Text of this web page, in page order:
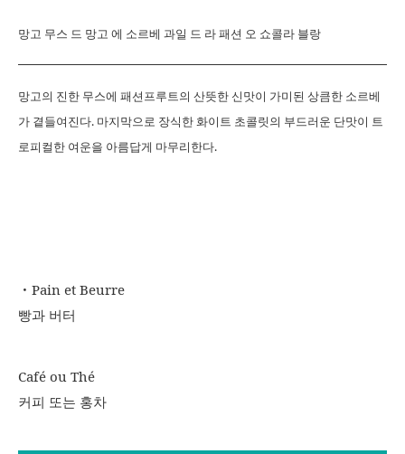
망고 무스 드 망고 에 소르베 과일 드 라 패션 오 쇼콜라 블랑
망고의 진한 무스에 패션프루트의 산뜻한 신맛이 가미된 상큼한 소르베
가 곁들여진다. 마지막으로 장식한 화이트 초콜릿의 부드러운 단맛이 트
로피컬한 여운을 아름답게 마무리한다.
・Pain et Beurre
빵과 버터
Café ou Thé
커피 또는 홍차